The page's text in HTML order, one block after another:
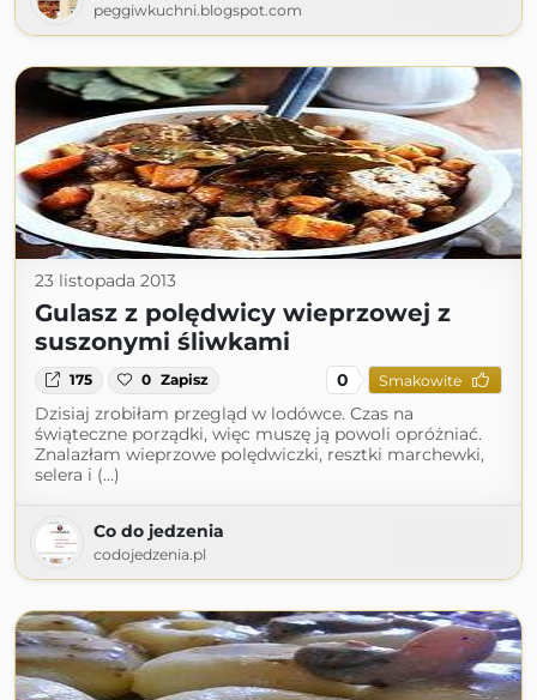
peggiwkuchni.blogspot.com
23 listopada 2013
Gulasz z polędwicy wieprzowej z
suszonymi śliwkami
175 0 Zapisz 0 Smakowite
Dzisiaj zrobiłam przegląd w lodówce. Czas na
świąteczne porządki, więc muszę ją powoli opróżniać.
Znalazłam wieprzowe polędwiczki, resztki marchewki,
selera i (...)
Co do jedzenia
codojedzenia.pl